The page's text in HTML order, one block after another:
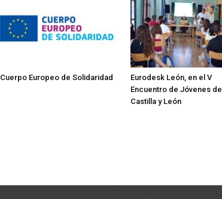
Cuerpo Europeo de Solidaridad
Eurodesk León, en el V
Encuentro de Jóvenes de
Castilla y León